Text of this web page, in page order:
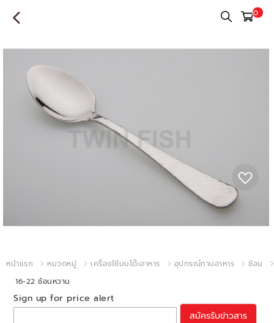
0
หน้าแรก หมวดหมู่ เครื่องใช้บนโต๊ะอาหาร อุปกรณ์ทานอาหาร
ช้อน
16-22 ช้อนหวาน
Sign up for price alert
สมัครรับข่าวสาร